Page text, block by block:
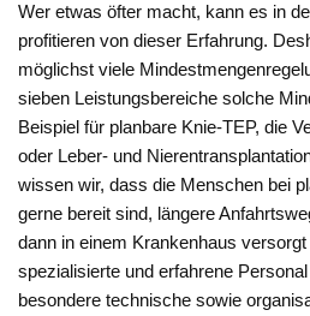
Wer etwas öfter macht, kann es in
profitieren von dieser Erfahrung.
möglichst viele
sieben Leistungsbereiche solche
Beispiel für planbare Knie-TEP, die
oder Leber- und
wissen wir, dass die Menschen bei
gerne bereit sind, längere
dann in einem Krankenhaus
spezialisierte und erfahrene
besondere technische sowie